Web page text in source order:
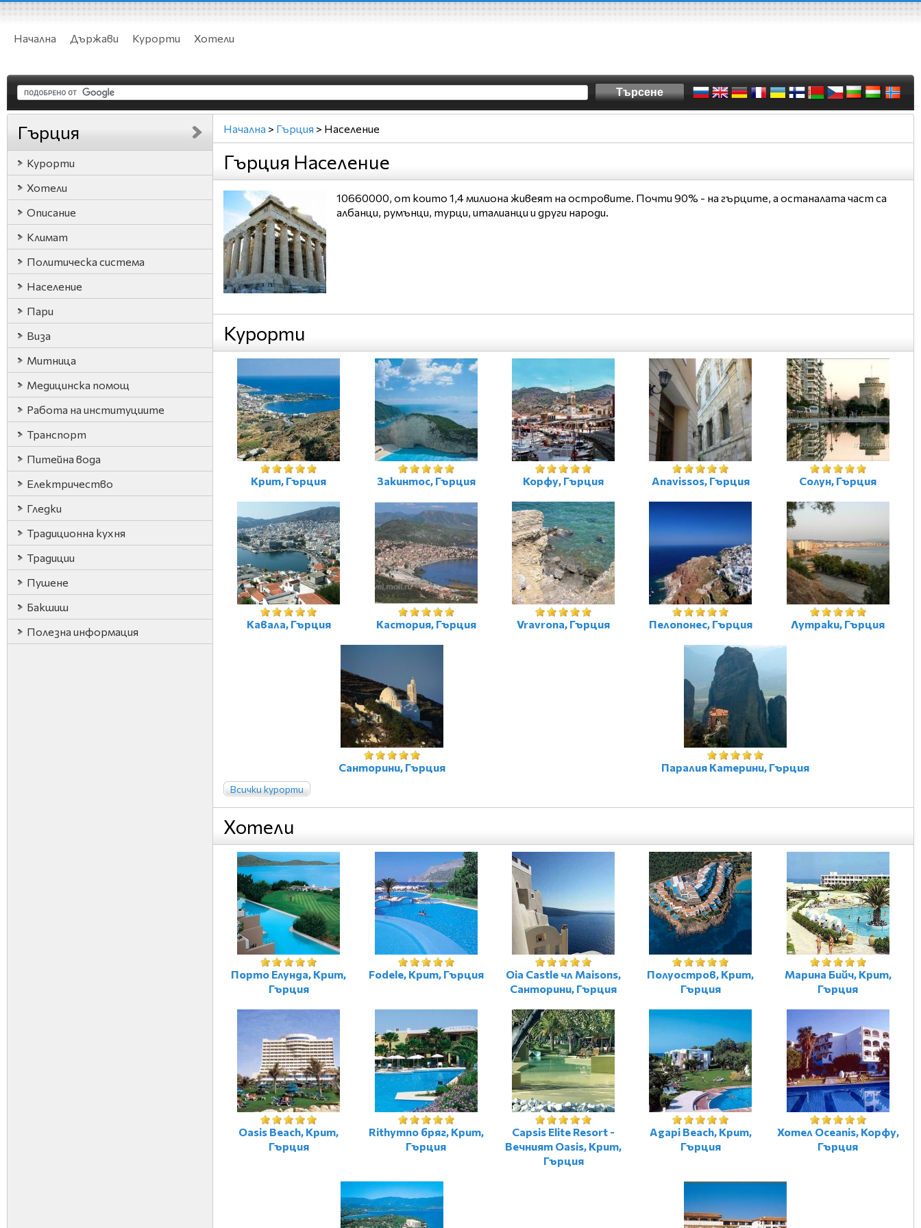
Начална Държави Курорти Хотели
Гърция
Курорти
Хотели
Описание
Климат
Политическа система
Население
Пари
Виза
Митница
Медицинска помощ
Работа на институциите
Транспорт
Питейна вода
Електричество
Гледки
Традиционна кухня
Традиции
Пушене
Бакшиш
Полезна информация
Начална > Гърция > Население
Гърция Население
10660000, от които 1,4 милиона живеят на островите. Почти 90% - на гърците, а останалата част са
албанци, румънци, турци, италианци и други народи.
Курорти
Крит, Гърция Закинтос, Гърция Корфу, Гърция Anavissos, Гърция Солун, Гърция
Кавала, Гърция Кастория, Гърция Vravrona, Гърция Пелопонес, Гърция Лутраки, Гърция
Санторини, Гърция Паралия Катерини, Гърция
Всички курорти
Хотели
Порто Елунда, Крит,
Гърция
Fodele, Крит, Гърция
Oia Castle чл Maisons,
Санторини, Гърция
Полуостров, Крит,
Гърция
Марина Бийч, Крит,
Гърция
Oasis Beach, Крит,
Гърция
Rithymno бряг, Крит,
Гърция
Capsis Elite Resort -
Вечният Oasis, Крит,
Гърция
Agapi Beach, Крит,
Гърция
Хотел Oceanis, Корфу,
Гърция